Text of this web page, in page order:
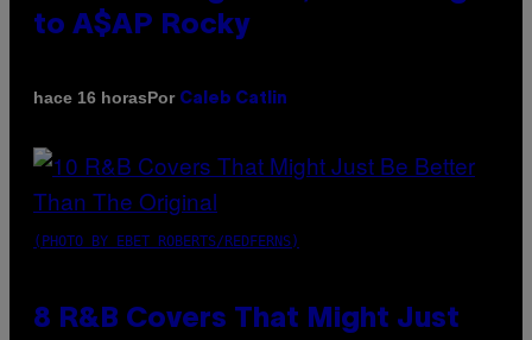
to A$AP Rocky
hace 16 horasPor Caleb Catlin
(PHOTO BY EBET ROBERTS/REDFERNS)
8 R&B Covers That Might Just